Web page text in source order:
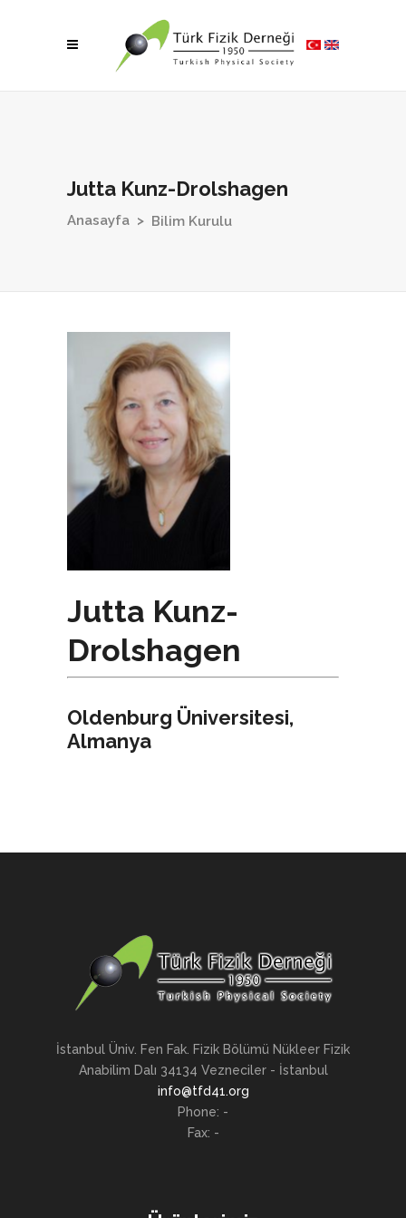
Jutta Kunz-Drolshagen
Anasayfa > Bilim Kurulu
Jutta Kunz-
Drolshagen
Oldenburg Üniversitesi,
Almanya
İstanbul Üniv. Fen Fak. Fizik Bölümü Nükleer Fizik
Anabilim Dalı 34134 Vezneciler - İstanbul
info@tfd41.org
Phone: -
Fax: -